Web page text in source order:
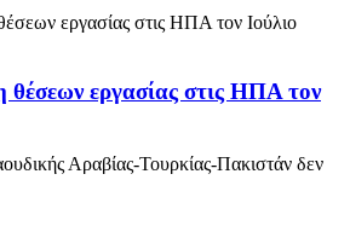
θέσεων εργασίας στις ΗΠΑ τον